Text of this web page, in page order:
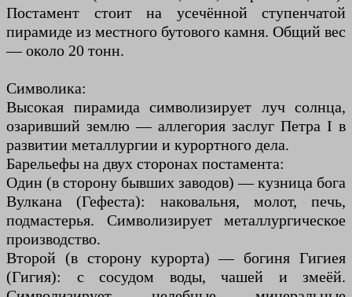
Постамент стоит на усечённой ступенчатой
пирамиде из местного бутового камня. Общий вес
— около 20 тонн.
Символика:
Высокая пирамида символизирует луч солнца,
озаривший землю — аллегория заслуг Петра I в
развитии металлургии и курортного дела.
Барельефы на двух сторонах постамента:
Один (в сторону бывших заводов) — кузница бога
Вулкана (Гефеста): наковальня, молот, печь,
подмастерья. Символизирует металлургическое
производство.
Второй (в сторону курорта) — богиня Гигиея
(Гигия): с сосудом воды, чашей и змеёй.